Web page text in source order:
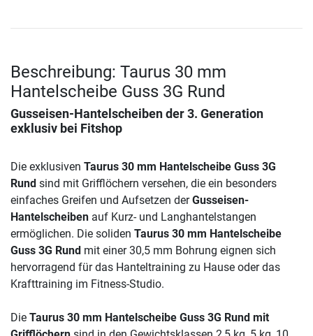
Beschreibung: Taurus 30 mm
Hantelscheibe Guss 3G Rund
Gusseisen-Hantelscheiben der 3. Generation
exklusiv bei Fitshop
Die exklusiven Taurus 30 mm Hantelscheibe Guss 3G
Rund sind mit Grifflöchern versehen, die ein besonders
einfaches Greifen und Aufsetzen derGusseisen-
Hantelscheiben auf Kurz- und Langhantelstangen
ermöglichen. Die soliden Taurus 30 mm Hantelscheibe
Guss 3G Rund mit einer 30,5 mm Bohrung eignen sich
hervorragend für das Hanteltraining zu Hause oder das
Krafttraining im Fitness-Studio.
Die Taurus 30 mm Hantelscheibe Guss 3G Rund mit